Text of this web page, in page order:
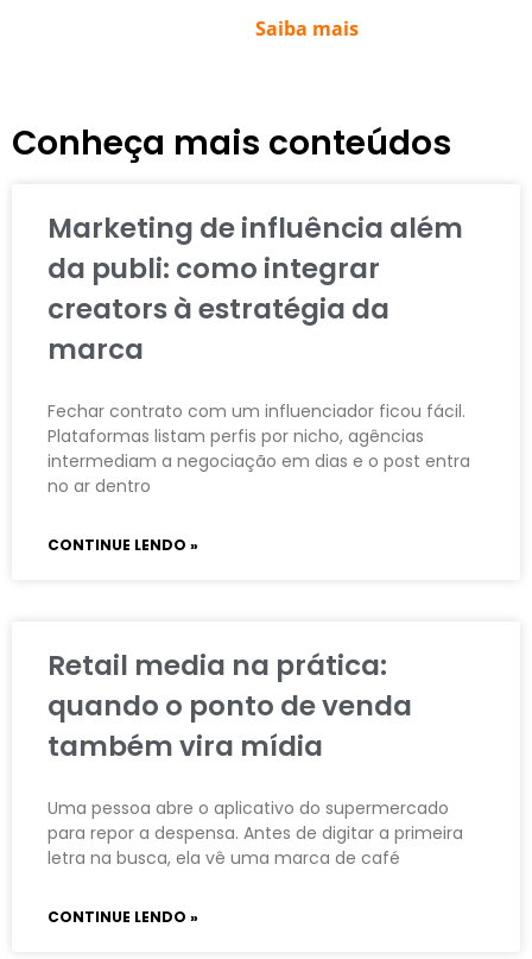
Saiba mais
Conheça mais conteúdos
Marketing de influência além
da publi: como integrar
creators à estratégia da
marca
Fechar contrato com um influenciador ficou fácil.
Plataformas listam perfis por nicho, agências
intermediam a negociação em dias e o post entra
no ar dentro
CONTINUE LENDO »
Retail media na prática:
quando o ponto de venda
também vira mídia
Uma pessoa abre o aplicativo do supermercado
para repor a despensa. Antes de digitar a primeira
letra na busca, ela vê uma marca de café
CONTINUE LENDO »